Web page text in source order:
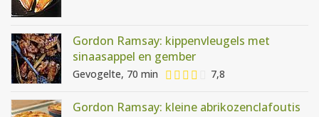
Gordon Ramsay: kippenvleugels met
sinaasappel en gember
Gevogelte, 70 min 7,8
Gordon Ramsay: kleine abrikozenclafoutis